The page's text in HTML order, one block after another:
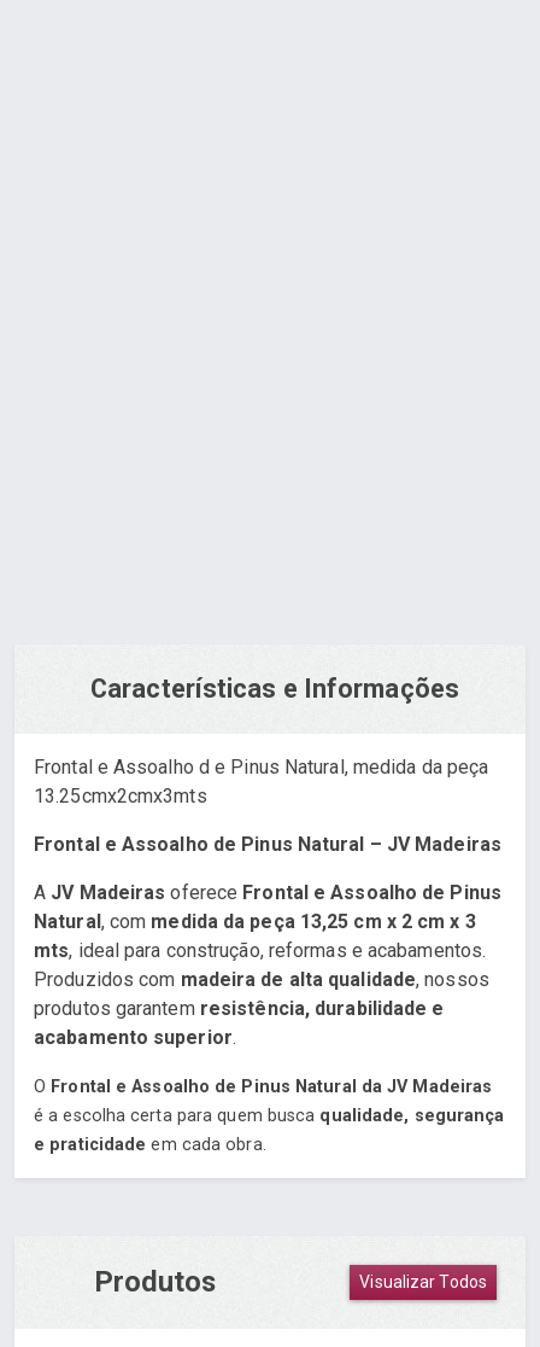
Características e Informações
Frontal e Assoalho d e Pinus Natural, medida da peça
13.25cmx2cmx3mts
Frontal e Assoalho de Pinus Natural – JV Madeiras
A JV Madeiras oferece Frontal e Assoalho de Pinus
Natural, com medida da peça 13,25 cm x 2 cm x 3
mts, ideal para construção, reformas e acabamentos.
Produzidos com madeira de alta qualidade, nossos
produtos garantem resistência, durabilidade e
acabamento superior.
O Frontal e Assoalho de Pinus Natural da JV Madeiras
é a escolha certa para quem busca qualidade, segurança
e praticidade em cada obra.
Produtos Visualizar Todos